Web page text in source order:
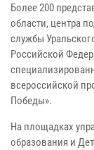
Более 200
области, центра
службы
Российской
всероссийской
Победы».
На площадках
образования и